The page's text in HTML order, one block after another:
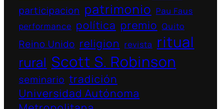
participacion patrimonio Pau Faus
performance política premio Quito
Reino Unido religion revista ritual
rural Scott S. Robinson
seminario tradición
Universidad Autónoma